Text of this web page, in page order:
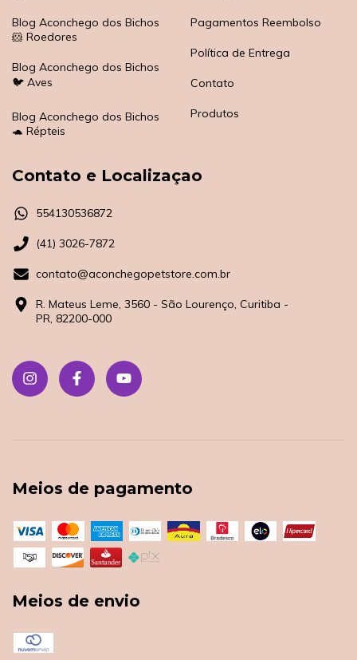
Blog Aconchego dos Bichos
🐹 Roedores
Blog Aconchego dos Bichos
🐦 Aves
Blog Aconchego dos Bichos
🐢 Répteis
Pagamentos Reembolso
Política de Entrega
Contato
Produtos
Contato e Localizaçao
554130536872
(41) 3026-7872
contato@aconchegopetstore.com.br
R. Mateus Leme, 3560 - São Lourenço, Curitiba -
PR, 82200-000
Meios de pagamento
Meios de envio